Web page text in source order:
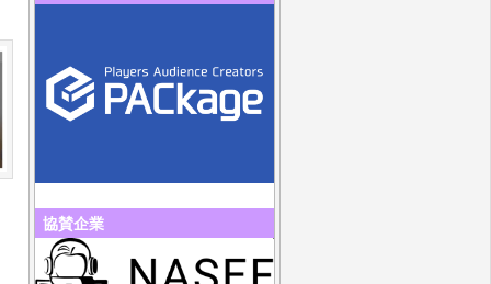
協賛企業